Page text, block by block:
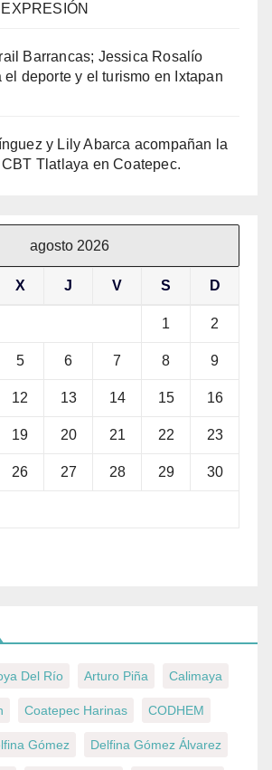
Barrancas; Jessica Rosalío
el deporte y el turismo en Ixtapan
y Lily Abarca acompañan la
Tlatlaya en Coatepec.
agosto 2026
X J V S D
1 2
5 6 7 8 9
12 13 14 15 16
19 20 21 22 23
26 27 28 29 30
Del Río Arturo Piña Calimaya
Coatepec Harinas CODHEM
Gómez Delfina Gómez Álvarez